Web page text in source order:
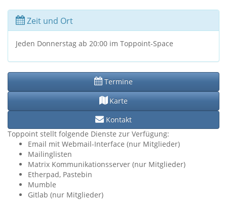
Zeit und Ort
Jeden Donnerstag ab 20:00 im Toppoint-Space
Termine
Karte
Kontakt
Toppoint stellt folgende Dienste zur Verfügung:
Email mit Webmail-Interface (nur Mitglieder)
Mailinglisten
Matrix Kommunikationsserver (nur Mitglieder)
Etherpad, Pastebin
Mumble
Gitlab (nur Mitglieder)